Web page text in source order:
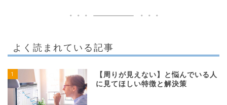
よく読まれている記事
1
【周りが見えない】と悩んでいる人
に見てほしい特徴と解決策